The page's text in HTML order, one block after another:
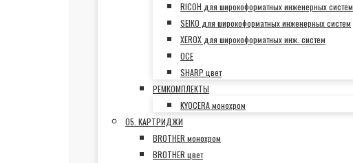
RICOH для широкоформатных инженерных систем
SEIKO для широкоформатных инженерных систем
XEROX для широкоформатных инж. систем
OCE
SHARP цвет
РЕМКОМПЛЕКТЫ
KYOCERA монохром
05. КАРТРИДЖИ
BROTHER монохром
BROTHER цвет